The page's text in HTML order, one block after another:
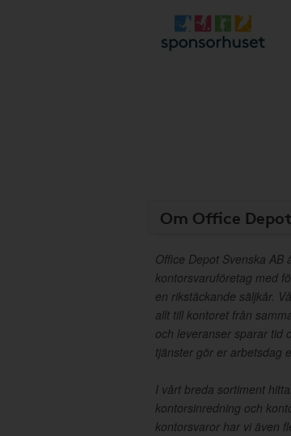
Om Office Depot
Office Depot Svenska AB
kontorsvaruföretag med
en rikstäckande säljkår.
allt till kontoret från
och leveranser sparar tid
tjänster gör er arbetsdag
I vårt breda sortiment
kontorsinredning och
kontorsvaror har vi även